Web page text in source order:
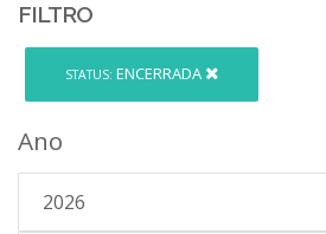
FILTRO
STATUS: ENCERRADA
Ano
2026